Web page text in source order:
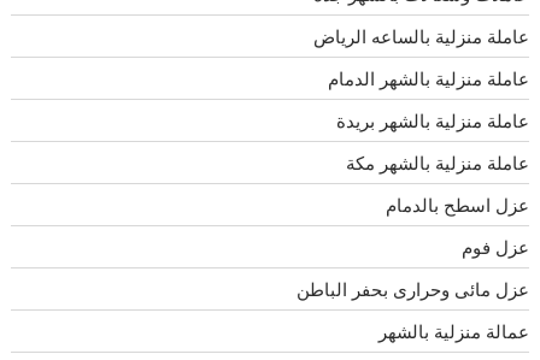
عاملة منزلية بالساعه الرياض
عاملة منزلية بالشهر الدمام
عاملة منزلية بالشهر بريدة
عاملة منزلية بالشهر مكة
عزل اسطح بالدمام
عزل فوم
عزل مائى وحرارى بحفر الباطن
عمالة منزلية بالشهر